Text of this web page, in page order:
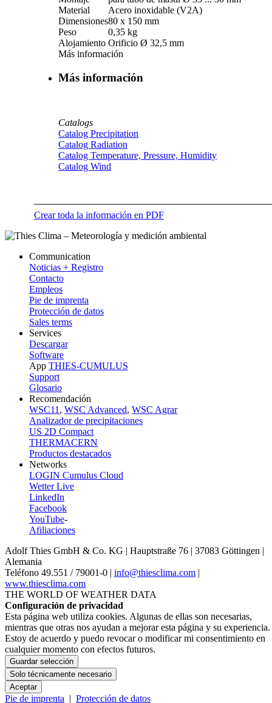
Material
Acero inoxidable (V2A)
Dimensiones80 x 150 mm
Peso
0,35 kg
Alojamiento Orificio Ø 32,5 mm
Más información
Más información
Catalogs
Catalog Precipitation
Catalog Radiation
Catalog Temperature, Pressure, Humidity
Catalog Wind
Crear toda la información en PDF
Communication
Noticias + Registro
Contacto
Empleos
Pie de imprenta
Protección de datos
Sales terms
Services
Descargar
Software
App THIES-CUMULUS
Support
Glosario
Recomendación
WSC11 , WSC Advanced, WSC Agrar
Analizador de precipitaciones
US 2D Compact
THERMACERN
Productos destacados
Networks
LOGIN Cumulus Cloud
Wetter Live
LinkedIn
Facebook
YouTube-
Afiliaciones
Adolf Thies GmbH & Co. KG | Hauptstraße 76 | 37083 Göttingen |
Alemania
Teléfono 49.551 /­ 79001-0 | info@thiesclima.com |
www.thiesclima.com
THE WORLD OF WEATHER DATA
Configuración de privacidad
Esta página web utiliza cookies. Algunas de ellas son necesarias,
mientras que otras nos ayudan a mejorar esta página y su experiencia.
Estoy de acuerdo y puedo revocar o modificar mi consentimiento en
cualquier momento con efectos futuros.
Guardar selección
Solo técnicamente necesario
Aceptar
Pie de imprenta | Protección de datos